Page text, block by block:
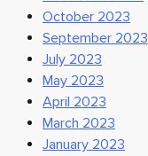
October 2023
September 2023
July 2023
May 2023
April 2023
March 2023
January 2023